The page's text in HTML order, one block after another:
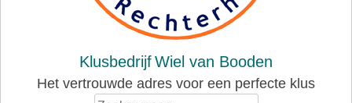
KlusbedrijfWiel van Booden
Het vertrouwde adres voor een perfecte klus